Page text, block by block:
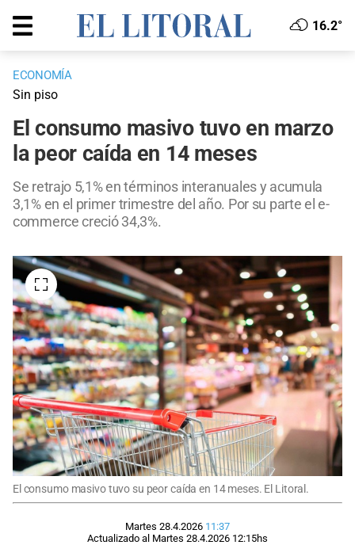
16.2°
ECONOMÍA
Sin piso
El consumo masivo tuvo en marzo
la peor caída en 14 meses
Se retrajo 5,1% en términos interanuales y acumula
3,1% en el primer trimestre del año. Por su parte el e-
commerce creció 34,3%.
El consumo masivo tuvo su peor caída en 14 meses. El Litoral.
Martes 28.4.2026 11:37
Actualizado al Martes 28.4.2026 12:15hs